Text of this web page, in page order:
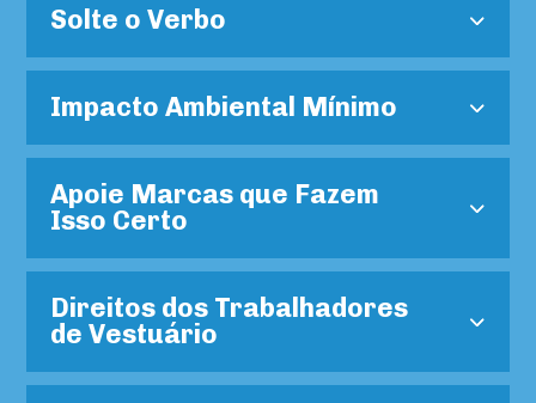
Solte o Verbo
Impacto Ambiental Mínimo
Apoie Marcas que Fazem
Isso Certo
Direitos dos Trabalhadores
de Vestuário